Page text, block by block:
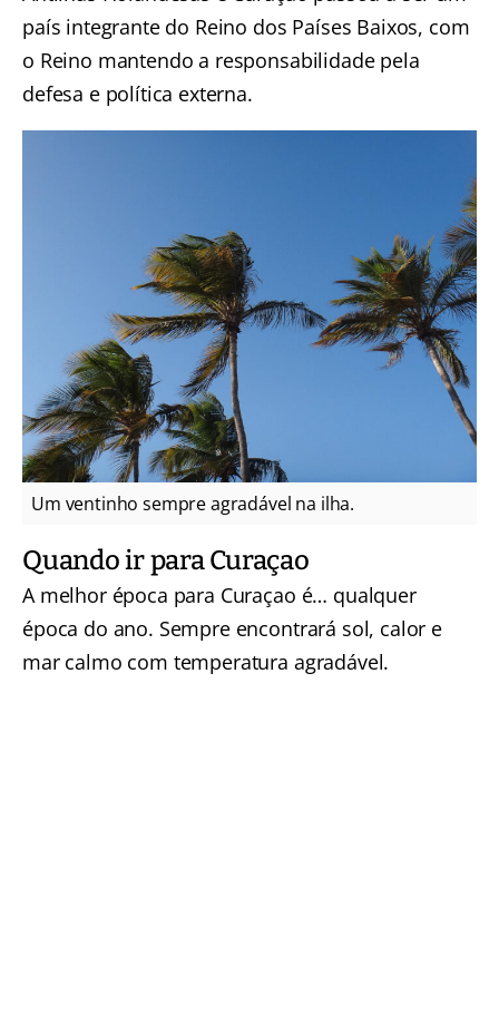
país integrante do Reino dos Países Baixos, com
o Reino mantendo a responsabilidade pela
defesa e política externa.
Um ventinho sempre agradável na ilha.
Quando ir para Curaçao
A melhor época para Curaçao é… qualquer
época do ano. Sempre encontrará sol, calor e
mar calmo com temperatura agradável.